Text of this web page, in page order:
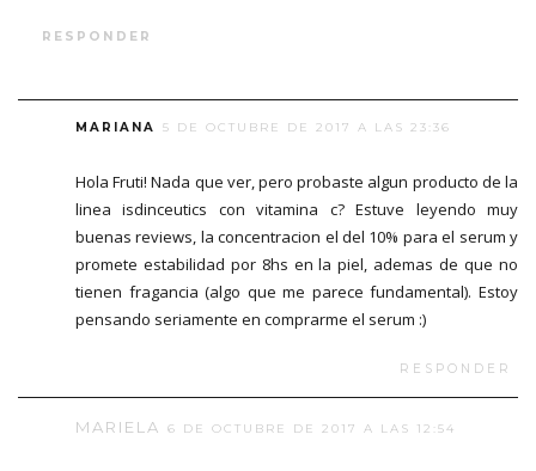
RESPONDER
MARIANA 5 DE OCTUBRE DE 2017 A LAS 23:36
Hola Fruti! Nada que ver, pero probaste algun producto de la
linea isdinceutics con vitamina c? Estuve leyendo muy
buenas reviews, la concentracion el del 10% para el serum y
promete estabilidad por 8hs en la piel, ademas de que no
tienen fragancia (algo que me parece fundamental). Estoy
pensando seriamente en comprarme el serum :)
RESPONDER
MARIELA 6 DE OCTUBRE DE 2017 A LAS 12:54